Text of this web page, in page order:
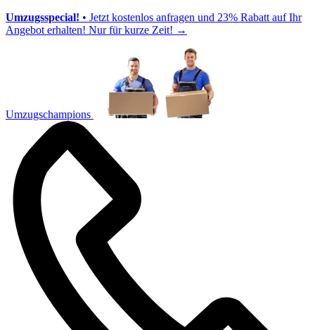
Umzugsspecial! • Jetzt kostenlos anfragen und 23% Rabatt auf Ihr
Angebot erhalten! Nur für kurze Zeit! →
Umzugschampions